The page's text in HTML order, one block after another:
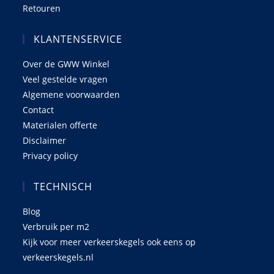
Retouren
KLANTENSERVICE
Over de GWW Winkel
Veel gestelde vragen
Algemene voorwaarden
Contact
Materialen offerte
Disclaimer
Privacy policy
TECHNISCH
Blog
Verbruik per m2
Kijk voor meer verkeerskegels ook eens op
verkeerskegels.nl